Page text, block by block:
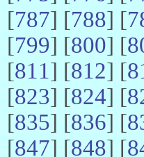
[787] [788] [
[799] [800] [
[811] [812] [
[823] [824] [
[835] [836] [
[847] [848] [